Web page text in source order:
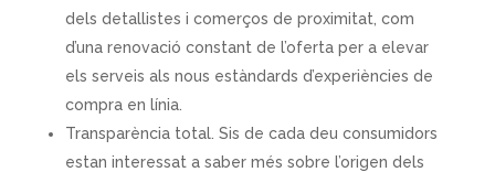
dels detallistes i comerços de proximitat, com
d’una renovació constant de l’oferta per a elevar
els serveis als nous estàndards d’experiències de
compra en línia.
Transparència total. Sis de cada deu consumidors
estan interessat a saber més sobre l’origen dels